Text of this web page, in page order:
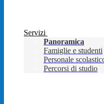
Servizi
Panoramica
Famiglie e studenti
Personale
Percorsi di studio